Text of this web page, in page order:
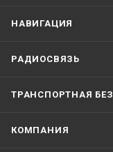
НАВИГАЦИЯ
РАДИОСВЯЗЬ
ТРАНСПОРТНАЯ
КОМПАНИЯ